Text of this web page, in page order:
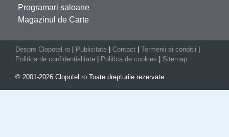
Programari saloane
Magazinul de Carte
Despre Clopotel.ro Publicitate Contact Termenii si conditii
Politica de confidentialitate
Politica de cookies Sitemap
© 2001-2026 Clopotel.ro Toate drepturile rezervate.